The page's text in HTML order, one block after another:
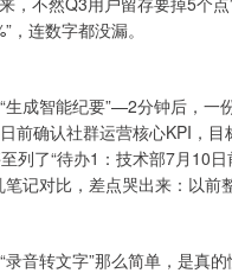
连数字都没漏。
成智能纪要”—2分钟后，一
前确认社群运营核心KPI，
列了“待办1：技术部7月10
记对比，差点哭出来：以
音转文字”那么简单，是真